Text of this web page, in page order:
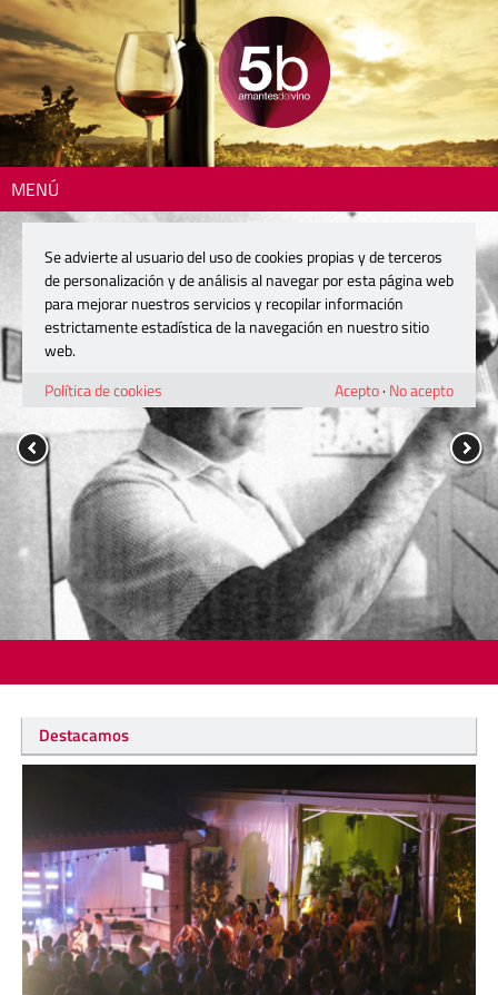
MENÚ
Destacamos
Se advierte al usuario del uso de cookies propias y de terceros
de personalización y de análisis al navegar por esta página web
para mejorar nuestros servicios y recopilar información
estrictamente estadística de la navegación en nuestro sitio
web.
Política de cookies
Acepto· No acepto